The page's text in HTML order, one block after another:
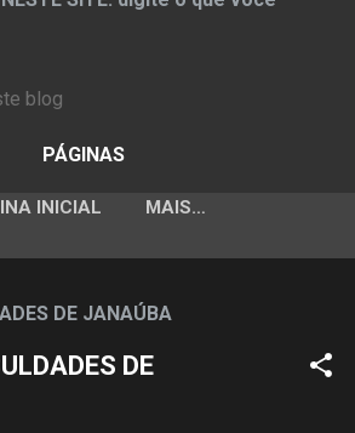
PÁGINAS
INICIAL MAIS…
DE JANAÚBA
DE